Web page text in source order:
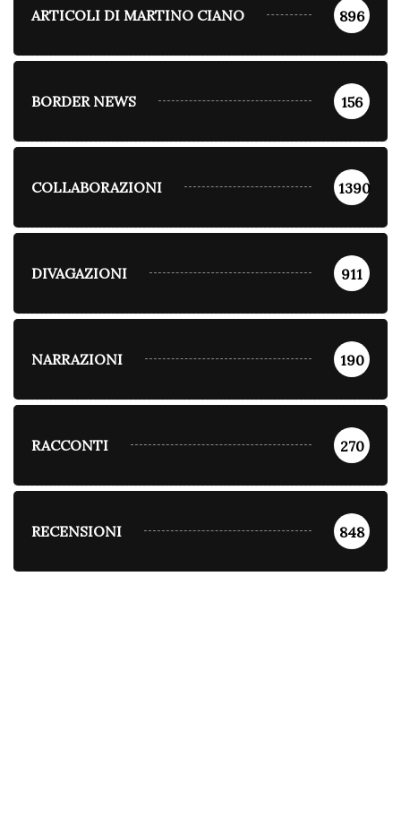
ARTICOLI DI MARTINO CIANO 896
BORDER NEWS 156
COLLABORAZIONI 1390
DIVAGAZIONI 911
NARRAZIONI 190
RACCONTI 270
RECENSIONI 848